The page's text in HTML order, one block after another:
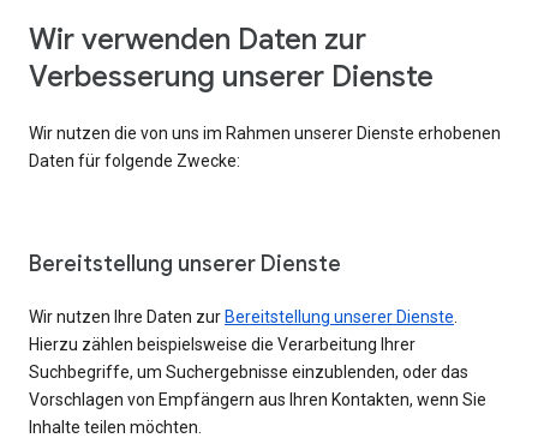
Wir verwenden Daten zur
Verbesserung unserer Dienste
Wir nutzen die von uns im Rahmen unserer Dienste erhobenen
Daten für folgende Zwecke:
Bereitstellung unserer Dienste
Wir nutzen Ihre Daten zur Bereitstellung unserer Dienste
Hierzu zählen beispielsweise die Verarbeitung Ihrer
Suchbegriffe, um Suchergebnisse einzublenden, oder das
Vorschlagen von Empfängern aus Ihren Kontakten, wenn Sie
Inhalte teilen möchten.